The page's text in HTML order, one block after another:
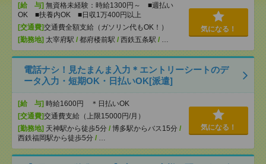
[給 与] 無資格未経験：時給1300円～ ■週払い
OK ■扶養内OK ■日収1万400円以上
[交通費]交通費全額支給（ガソリン代もOK！）
[勤務地] 太宰府駅 / 都府楼前駅 / 西鉄五条駅 / …
気になる！
電話ナシ！見たまんま入力＊エントリーシートのデ
ータ入力・短期OK・日払いOK[派遣]
[給 与] 時給1600円 ＊日払いOK
[交通費]交通費支給（上限15000円/月）
[勤務地] 天神駅から徒歩5分 / 博多駅からバス15分 /
西鉄福岡駅から徒歩5分 / …
気になる！